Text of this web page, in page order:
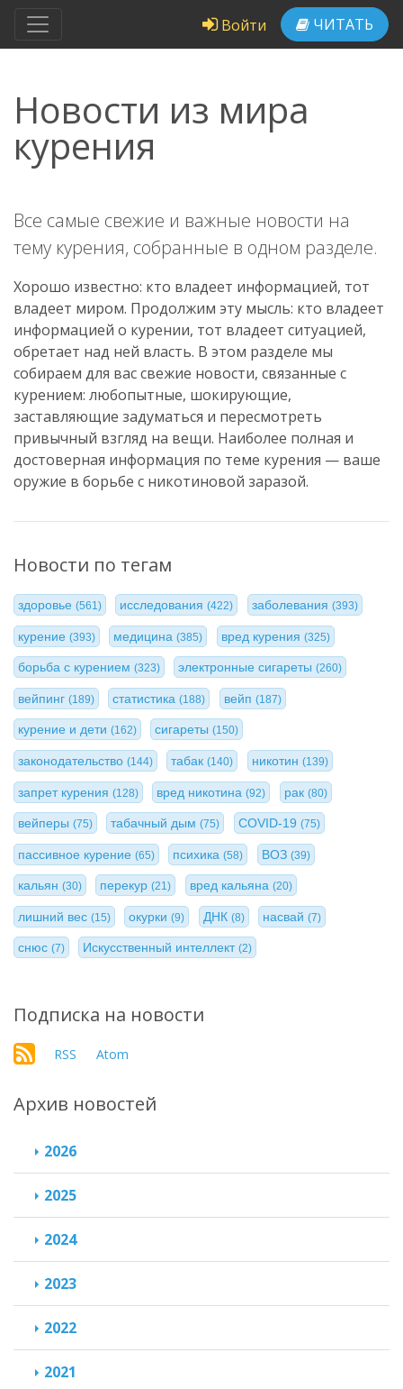
Войти ЧИТАТЬ
Новости из мира
курения
Все самые свежие и важные новости на
тему курения, собранные в одном разделе.
Хорошо известно: кто владеет информацией, тот
владеет миром. Продолжим эту мысль: кто владеет
информацией о курении, тот владеет ситуацией,
обретает над ней власть. В этом разделе мы
собираем для вас свежие новости, связанные с
курением: любопытные, шокирующие,
заставляющие задуматься и пересмотреть
привычный взгляд на вещи. Наиболее полная и
достоверная информация по теме курения — ваше
оружие в борьбе с никотиновой заразой.
Новости по тегам
здоровье (561) исследования(422) заболевания (393)
курение (393) медицина(385) вред курения (325)
борьба с курением (323) электронные сигареты(260)
вейпинг (189) статистика(188) вейп (187)
курение и дети (162) сигареты(150)
законодательство (144) табак(140) никотин (139)
запрет курения (128) вред никотина(92) рак (80)
вейперы (75) табачный дым(75) COVID-19 (75)
пассивное курение (65) психика(58) ВОЗ (39)
кальян (30) перекур(21) вред кальяна (20)
лишний вес (15) окурки(9) ДНК (8) насвай(7)
снюс (7) Искусственный интеллект(2)
Подписка на новости
RSS Atom
Архив новостей
2026
2025
2024
2023
2022
2021